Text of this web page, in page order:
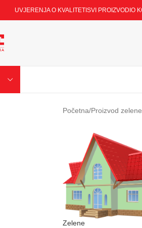
UVJERENJA O KVALITETI SVI PROIZVODI O
Početna/Proizvod zelene
Zelene